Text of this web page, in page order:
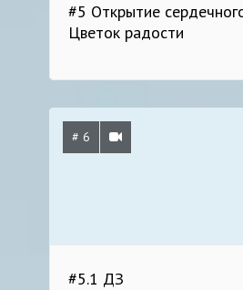
#5 Открытие
Цветок радости
# 6
#5.1 ДЗ